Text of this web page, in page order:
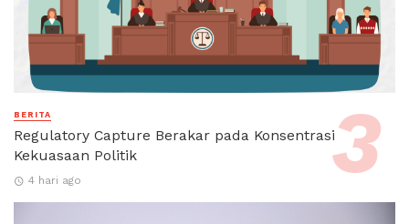
BERITA
Regulatory Capture Berakar pada Konsentrasi
Kekuasaan Politik
4 hari ago